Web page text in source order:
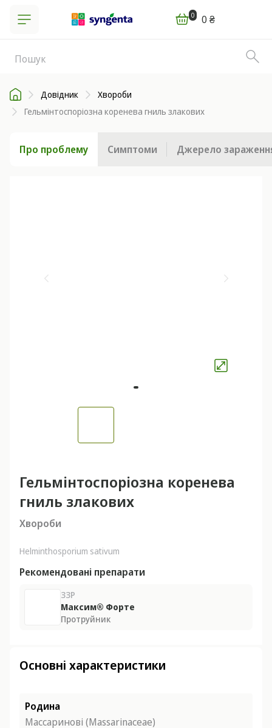
0 0 ₴
Довідник
Хвороби
Гельмінтоспоріозна коренева гниль злакових
Про проблему Симптоми Джерело
Гельмінтоспоріозна коренева
гниль злакових
Хвороби
Helminthosporium sativum
Рекомендовані препарати
ЗЗР
Максим® Форте
Протруйник
Основні характеристики
Родина
Массаринові (Massarinaceae)